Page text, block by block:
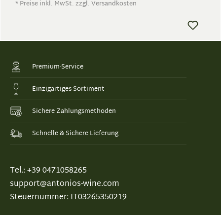
* Preise inkl. MwSt. zzgl. Versandkosten
Premium-Service
Einzigartiges Sortiment
Sichere Zahlungsmethoden
Schnelle & Sichere Lieferung
Tel.: +39 0471058265
support@antonios-wine.com
Steuernummer: IT03265350219